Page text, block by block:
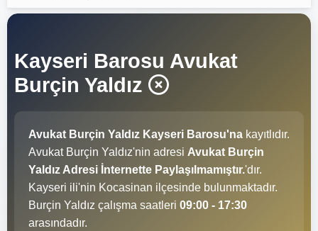
Kayseri Barosu Avukat
Burçin Yaldız
Avukat Burçin Yaldız Kayseri Barosu'na kayıtlıdır.
Avukat Burçin Yaldız'nin adresi Avukat Burçin
Yaldız Adresi İnternette Paylaşılmamıştır.'dır.
Kayseri ili'nin Kocasinan ilçesinde bulunmaktadır.
Burçin Yaldız çalışma saatleri 09:00 - 17:30
arasındadır.